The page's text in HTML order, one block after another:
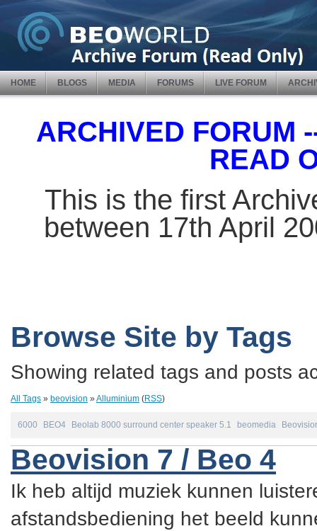
HOME BLOGS MEDIA FORUMS LIVE FORUM
ARCHIVED FORUM
READ
This is the first
between 17th April
Browse Site by Tags
Showing related tags and posts
All Tags » beovision »Alluminium (RSS)
6000 BEO4 Beolab 8000 surround center speaker 5.1 beomedia
Beovision 7 / Beo 4
Ik heb altijd muziek kunnen
afstandsbediening het beeld